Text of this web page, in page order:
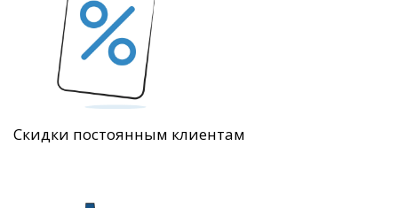
Скидки постоянным клиентам